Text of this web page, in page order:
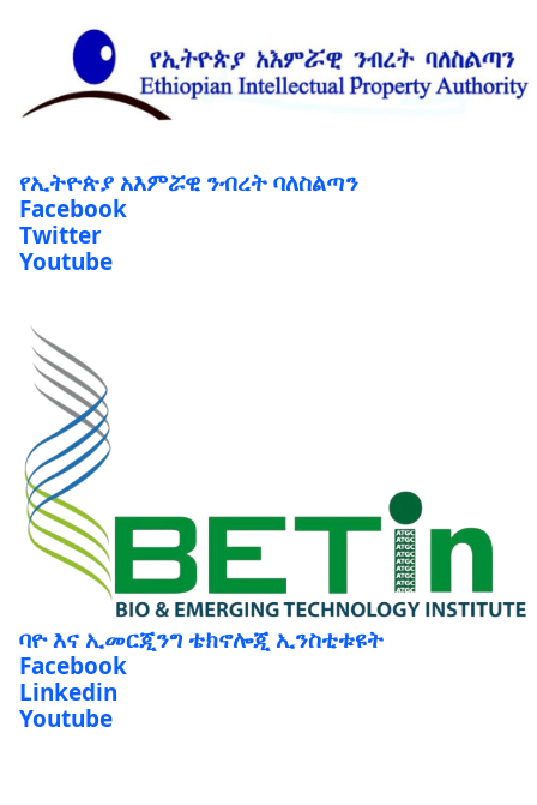
የኢትዮጵያ አእምሯዊ ንብረት ባለስልጣን
Facebook
Twitter
Youtube
ባዮ እና ኢመርጂንግ ቴክኖሎጂ ኢንስቲቱዩት
Facebook
Linkedin
Youtube